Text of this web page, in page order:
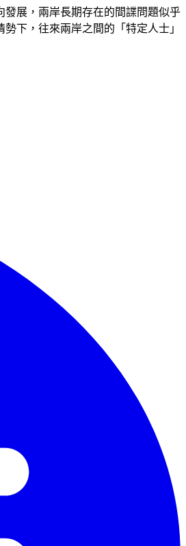
展，兩岸長期存在的間諜問題似乎
下，往來兩岸之間的「特定人士」